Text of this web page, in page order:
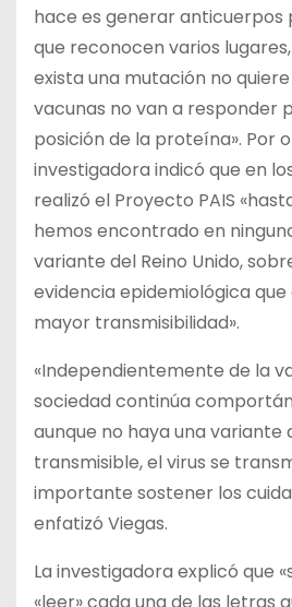
hace es generar anticuerpos
que reconocen varios
exista una mutación no
vacunas no van a responder
posición de la proteína». Por
investigadora indicó que en
realizó el Proyecto PAIS
hemos encontrado en
variante del Reino Unido,
evidencia epidemiológica
mayor transmisibilidad».
«Independientemente de la
sociedad continúa
aunque no haya una
transmisible, el virus se
importante sostener los
enfatizó Viegas.
La investigadora explicó que
«leer» cada una de las letras